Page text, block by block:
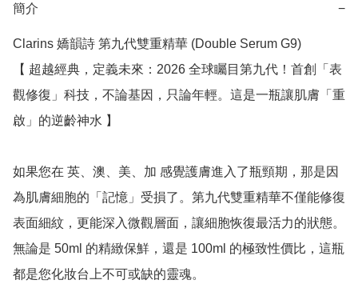
簡介 −
Clarins 嬌韻詩 第九代雙重精華 (Double Serum G9)
【 超越經典，定義未來：2026 全球矚目第九代！首創「表
觀修復」科技，不論基因，只論年輕。這是一瓶讓肌膚「重
啟」的逆齡神水 】
如果您在 英、澳、美、加 感覺護膚進入了瓶頸期，那是因
為肌膚細胞的「記憶」受損了。第九代雙重精華不僅能修復
表面細紋，更能深入微觀層面，讓細胞恢復最活力的狀態。
無論是 50ml 的精緻保鮮，還是 100ml 的極致性價比，這瓶
都是您化妝台上不可或缺的靈魂。